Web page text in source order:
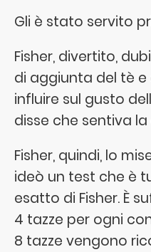
Gli è stato servito
Fisher, divertito,
di aggiunta del tè
influire sul gusto
disse che sentiva
Fisher, quindi, lo
ideò un test che è
esatto di Fisher. È
4 tazze per ogni
8 tazze vengono